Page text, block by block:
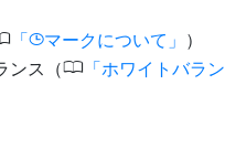
gマークについて
）
ンス（0
ホワイトバラン